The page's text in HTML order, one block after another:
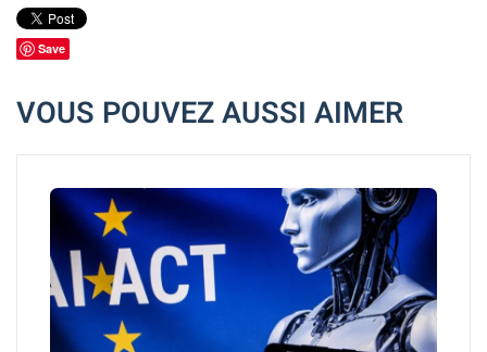
Save
VOUS POUVEZ AUSSI AIMER